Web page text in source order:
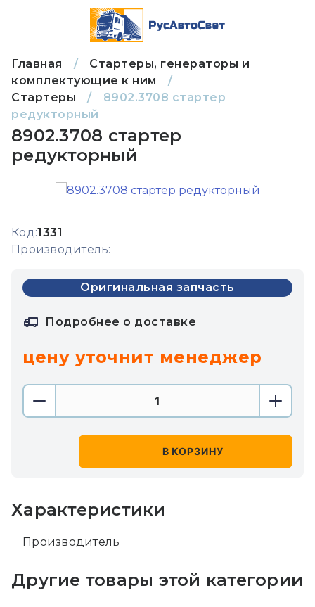
Главная /
Стартеры, генераторы и
комплектующие к ним
/
Стартеры
/
8902.3708 стартер
редукторный
8902.3708 стартер
редукторный
Код:1331
Производитель:
Оригинальная запчасть
Подробнее о доставке
цену уточнит менеджер
В КОРЗИНУ
Характеристики
Производитель
Другие товары этой категории